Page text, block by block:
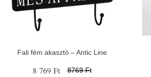
Fali fém akasztó – Antic Line
8 769 Ft 8769 Ft